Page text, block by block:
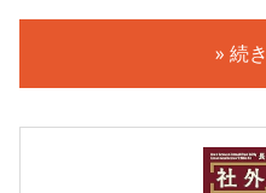
» 続